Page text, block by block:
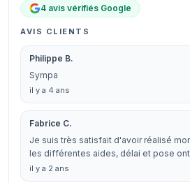
4 avis vérifiés Google
AVIS CLIENTS
Philippe B.
Sympa
il y a 4 ans
Fabrice C.
Je suis très satisfait d'avoir réalisé
les différentes aides, délai et pose
il y a 2 ans